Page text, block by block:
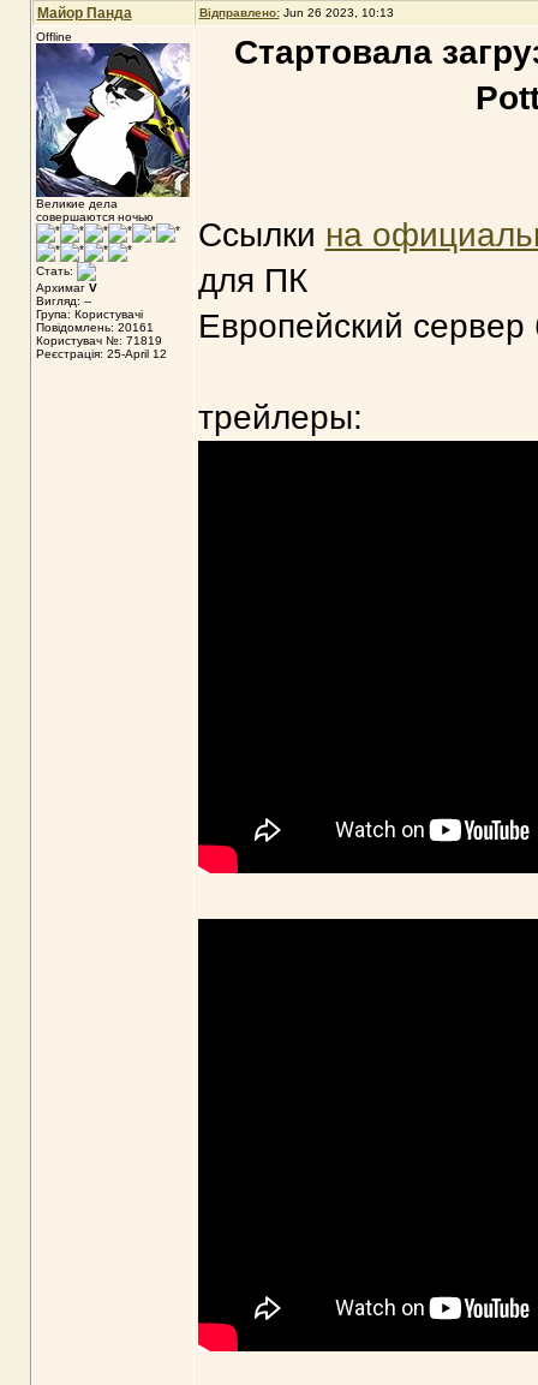
Майор Панда Відправлено: Jun 26 2023, 10:13
Offline
Великие дела
совершаются ночью
Стать:
Архимаг V
Вигляд: --
Група: Користувачі
Повідомлень: 20161
Користувач №: 71819
Реєстрація: 25-April 12
Стартовала
Ссылки на
для ПК
Европейский сервер
трейлеры: